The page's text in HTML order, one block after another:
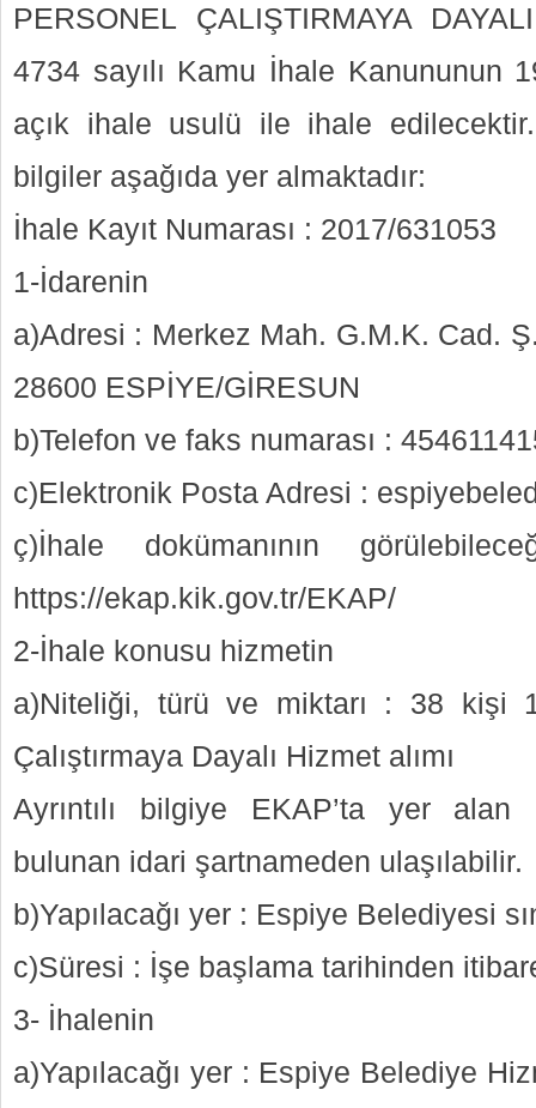
PERSONEL ÇALIŞTIRMAYA
4734 sayılı Kamu İhale Kanununun
açık ihale usulü ile ihale edilecektir.
bilgiler aşağıda yer almaktadır:
İhale Kayıt Numarası : 2017/631053
1-İdarenin
a)Adresi : Merkez Mah. G.M.K. Cad.
28600 ESPİYE/GİRESUN
b)Telefon ve faks numarası :
c)Elektronik Posta Adresi :
ç)İhale dokümanının
https://ekap.kik.gov.tr/EKAP/
2-İhale konusu hizmetin
a)Niteliği, türü ve miktarı : 38 kişi
Çalıştırmaya Dayalı Hizmet alımı
Ayrıntılı bilgiye EKAP’ta yer
bulunan idari şartnameden ulaşılabilir.
b)Yapılacağı yer : Espiye Belediyesi
c)Süresi : İşe başlama tarihinden
3- İhalenin
a)Yapılacağı yer : Espiye Belediye